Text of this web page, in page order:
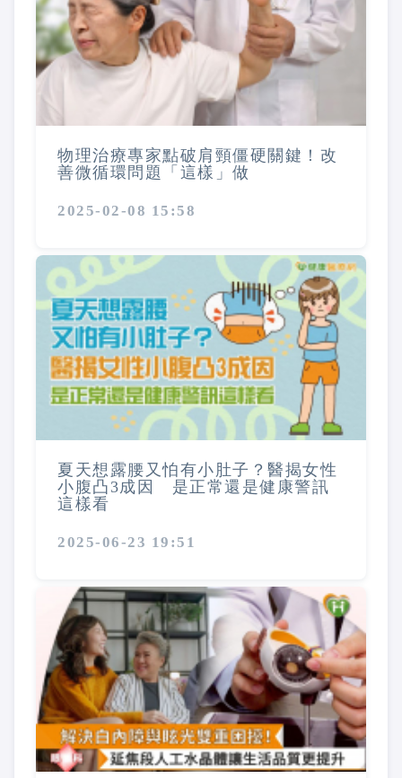
物理治療專家點破肩頸僵硬關鍵！改
善微循環問題「這樣」做
2025-02-08 15:58
夏天想露腰又怕有小肚子？醫揭女性
小腹凸3成因 是正常還是健康警訊
這樣看
2025-06-23 19:51